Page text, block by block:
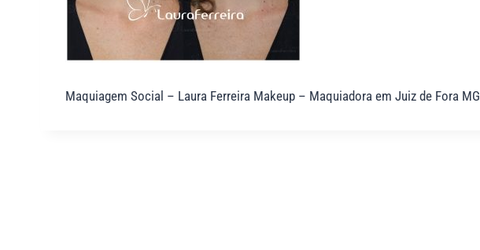
Maquiagem Social – Laura Ferreira Makeup – Maquiadora em Juiz de Fora MG